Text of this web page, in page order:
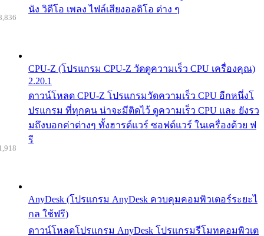
นัง วิดีโอ เพลง ไฟล์เสียงออดิโอ ต่าง ๆ
CPU-Z (โปรแกรม CPU-Z วัดดูความเร็ว CPU เครื่องคุณ)
2.20.1
ดาวน์โหลด CPU-Z โปรแกรมวัดความเร็ว CPU อีกหนึ่งโ
ปรแกรม ที่ทุกคน น่าจะมีติดไว้ ดูความเร็ว CPU และ ยังรว
มถึงบอกค่าต่างๆ ทั้งฮารด์แวร์ ซอฟต์แวร์ ในเครื่องด้วย ฟ
รี
AnyDesk (โปรแกรม AnyDesk ควบคุมคอมพิวเตอร์ระยะไ
กล ใช้ฟรี)
ดาวน์โหลดโปรแกรม AnyDesk โปรแกรมรีโมทคอมพิวเต